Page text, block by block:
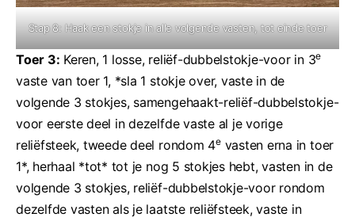
Stap 8: Haak een stokje in alle volgende vasten, tot einde toer
Toer 3: Keren, 1 losse, reliëf-dubbelstokje-voor in 3e
vaste van toer 1, *sla 1 stokje over, vaste in de
volgende 3 stokjes, samengehaakt-reliëf-dubbelstokje-
voor eerste deel in dezelfde vaste al je vorige
reliëfsteek, tweede deel rondom 4evasten erna in toer
1*, herhaal *tot* tot je nog 5 stokjes hebt, vasten in de
volgende 3 stokjes, reliëf-dubbelstokje-voor rondom
dezelfde vasten als je laatste reliëfsteek, vaste in